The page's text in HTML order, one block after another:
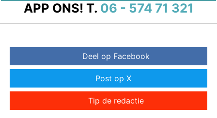
APP ONS! T. 06 - 574 71 321
Deel op Facebook
Post op X
Tip de redactie